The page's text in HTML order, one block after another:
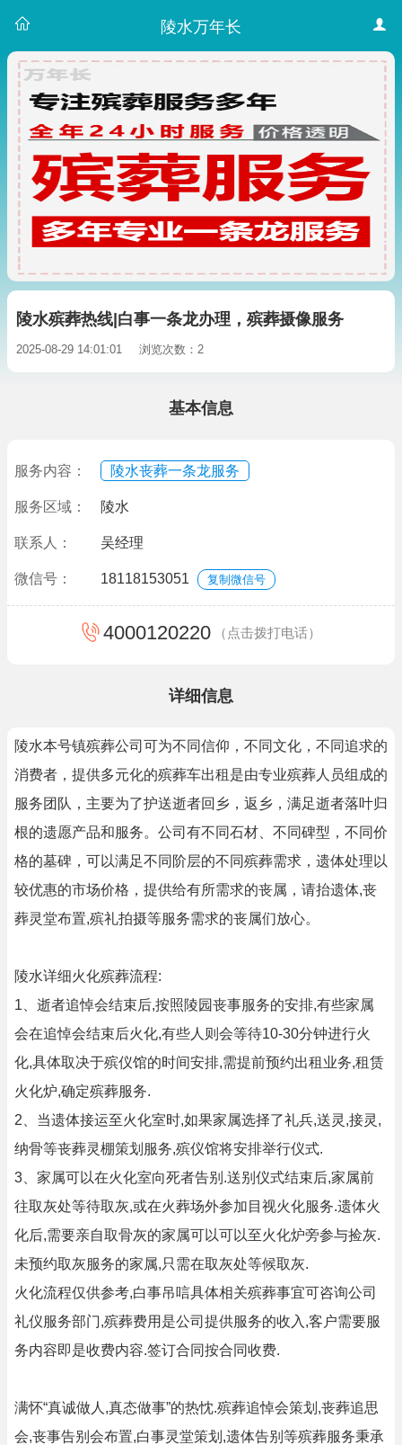
陵水万年长
陵水殡葬热线|白事一条龙办理，殡葬摄像服务
2025-08-29 14:01:01 浏览次数：2
基本信息
服务内容： 陵水丧葬一条龙服务
服务区域： 陵水
联系人： 吴经理
微信号： 18118153051 复制微信号
4000120220 （点击拨打电话）
详细信息
陵水本号镇殡葬公司可为不同信仰，不同文化，不同追求的
消费者，提供多元化的殡葬车出租是由专业殡葬人员组成的
服务团队，主要为了护送逝者回乡，返乡，满足逝者落叶归
根的遗愿产品和服务。公司有不同石材、不同碑型，不同价
格的墓碑，可以满足不同阶层的不同殡葬需求，遗体处理以
较优惠的市场价格，提供给有所需求的丧属，请抬遗体,丧
葬灵堂布置,殡礼拍摄等服务需求的丧属们放心。
陵水详细火化殡葬流程:
1、逝者追悼会结束后,按照陵园丧事服务的安排,有些家属
会在追悼会结束后火化,有些人则会等待10-30分钟进行火
化,具体取决于殡仪馆的时间安排,需提前预约出租业务,租赁
火化炉,确定殡葬服务.
2、当遗体接运至火化室时,如果家属选择了礼兵,送灵,接灵,
纳骨等丧葬灵棚策划服务,殡仪馆将安排举行仪式.
3、家属可以在火化室向死者告别.送别仪式结束后,家属前
往取灰处等待取灰,或在火葬场外参加目视火化服务.遗体火
化后,需要亲自取骨灰的家属可以可以至火化炉旁参与捡灰.
未预约取灰服务的家属,只需在取灰处等候取灰.
火化流程仅供参考,白事吊唁具体相关殡葬事宜可咨询公司
礼仪服务部门,殡葬费用是公司提供服务的收入,客户需要服
务内容即是收费内容.签订合同按合同收费.
满怀“真诚做人,真态做事”的热忱.殡葬追悼会策划,丧葬追思
会,丧事告别会布置,白事灵堂策划,遗体告别等殡葬服务秉承